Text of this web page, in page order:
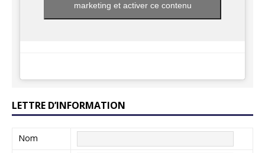
marketing et activer ce contenu
LETTRE D’INFORMATION
Nom